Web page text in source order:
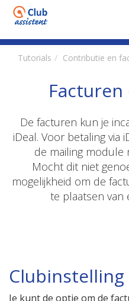
Tutorials Contributie en
Facturen
De facturen kun je
iDeal. Voor betaling via
de mailing module
Mocht dit niet
mogelijkheid om de
te plaatsen van
Clubinstelling
Je kunt de optie om de